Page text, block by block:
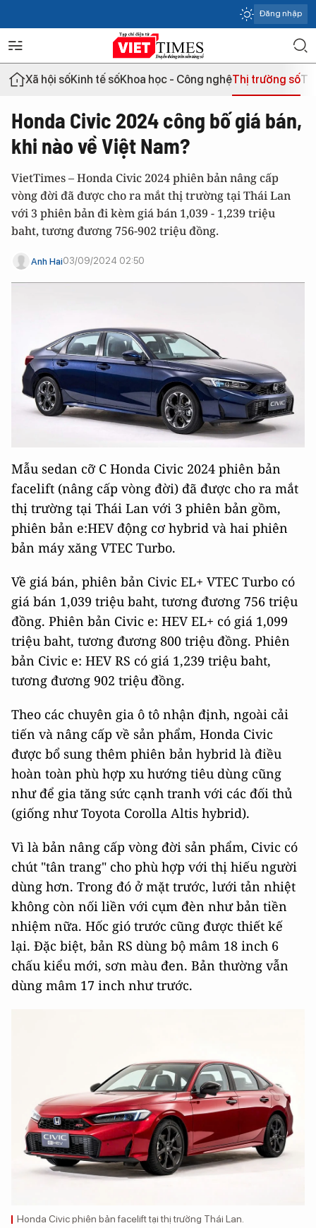
Đăng nhập
Xã hội sốKinh tế sốKhoa học - Công nghệThị trường số
Honda Civic 2024 công bố giá bán,
khi nào về Việt Nam?
VietTimes – Honda Civic 2024 phiên bản nâng cấp
vòng đời đã được cho ra mắt thị trường tại Thái Lan
với 3 phiên bản đi kèm giá bán 1,039 - 1,239 triệu
baht, tương đương 756-902 triệu đồng.
Anh Hai03/09/2024 02:50
Mẫu sedan cỡ C Honda Civic 2024 phiên bản
facelift (nâng cấp vòng đời) đã được cho ra mắt
thị trường tại Thái Lan với 3 phiên bản gồm,
phiên bản e:HEV động cơ hybrid và hai phiên
bản máy xăng VTEC Turbo.
Về giá bán, phiên bản Civic EL+ VTEC Turbo có
giá bán 1,039 triệu baht, tương đương 756 triệu
đồng. Phiên bản Civic e: HEV EL+ có giá 1,099
triệu baht, tương đương 800 triệu đồng. Phiên
bản Civic e: HEV RS có giá 1,239 triệu baht,
tương đương 902 triệu đồng.
Theo các chuyên gia ô tô nhận định, ngoài cải
tiến và nâng cấp về sản phẩm, Honda Civic
được bổ sung thêm phiên bản hybrid là điều
hoàn toàn phù hợp xu hướng tiêu dùng cũng
như để gia tăng sức cạnh tranh với các đối thủ
(giống như Toyota Corolla Altis hybrid).
Vì là bản nâng cấp vòng đời sản phẩm, Civic có
chút "tân trang" cho phù hợp với thị hiếu người
dùng hơn. Trong đó ở mặt trước, lưới tản nhiệt
không còn nối liền với cụm đèn như bản tiền
nhiệm nữa. Hốc gió trước cũng được thiết kế
lại. Đặc biệt, bản RS dùng bộ mâm 18 inch 6
chấu kiểu mới, sơn màu đen. Bản thường vẫn
dùng mâm 17 inch như trước.
Honda Civic phiên bản facelift tại thị trường Thái Lan.